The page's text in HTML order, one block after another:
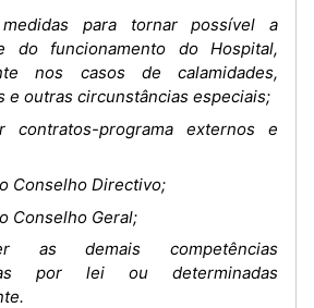
para tornar possível a
do funcionamento do Hospital,
nos casos de calamidades,
e outras circunstâncias especiais;
contratos-programa externos e
Conselho Directivo;
Conselho Geral;
as demais competências
por lei ou determinadas